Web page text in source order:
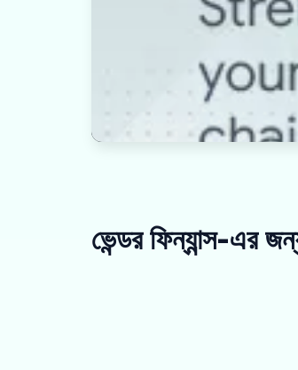
ভেন্ডর ফিন্যান্স-এর